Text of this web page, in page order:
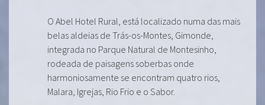
O Abel Hotel Rural, está localizado numa das mais
belas aldeias de Trás-os-Montes, Gimonde,
integrada no Parque Natural de Montesinho,
rodeada de paisagens soberbas onde
harmoniosamente se encontram quatro rios,
Malara, Igrejas, Rio Frio e o Sabor.